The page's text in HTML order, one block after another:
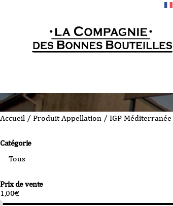
Accueil / Produit Appellation / IGP Méditerranée
Catégorie
Prix de vente
1,00€